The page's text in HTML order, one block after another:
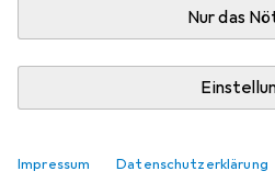
Nur das
Impressum Datenschutzerklärung
Schubladenauszüge